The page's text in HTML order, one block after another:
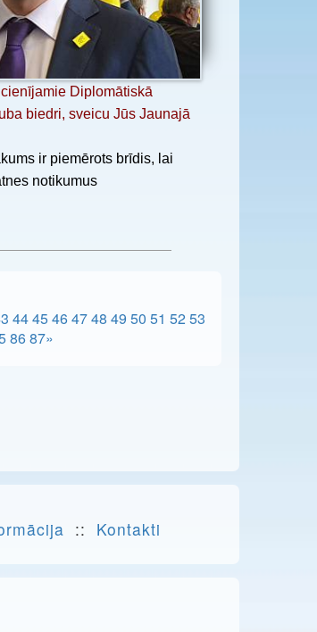
Diplomātiskā
biedri, sveicu Jūs Jaunajā
ir piemērots brīdis, lai
notikumus
4445464748 49 50 51 5253
8687»
:: Kontakti